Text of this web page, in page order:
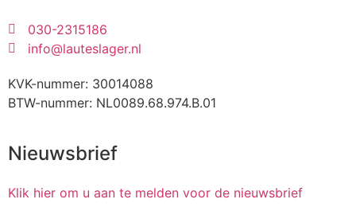
030-2315186
info@lauteslager.nl
KVK-nummer: 30014088
BTW-nummer: NL0089.68.974.B.01
Nieuwsbrief
Klik hier om u aan te melden voor de nieuwsbrief